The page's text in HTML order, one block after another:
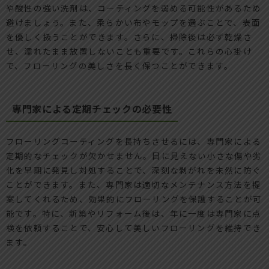
や酸性の強い洗剤は、コーティングを弱める可能性があるため
避けましょう。また、柔らかい布やモップを選ぶことで、表面
を優しく扱うことができます。さらに、掃除後は必ず乾燥さ
せ、濡れたまま放置しないことも重要です。これらの心掛け
で、フローリングの美しさを長く保つことができます。
専門家による定期チェックの必要性
フローリングコーティングを長持ちさせるには、専門家による
定期的なチェックが欠かせません。目に見えない小さな傷や劣
化を早期に発見し対処することで、深刻な剥がれを未然に防ぐ
ことができます。また、専門家は適切なメンテナンス方法を提
案してくれるため、効果的にフローリングを保護することが可
能です。特に、新築やリフォーム後は、年に一度は専門家に点
検を依頼することで、安心して美しいフローリングを維持でき
ます。